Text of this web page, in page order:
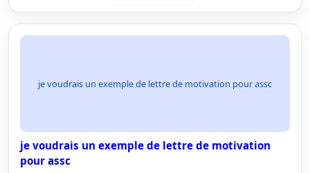
je voudrais un exemple de lettre de motivation pour assc
je voudrais un exemple de lettre de motivation
pour assc